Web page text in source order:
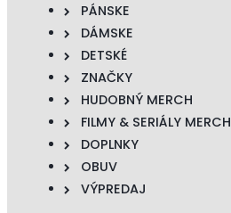
PÁNSKE
DÁMSKE
DETSKÉ
ZNAČKY
HUDOBNÝ MERCH
FILMY & SERIÁLY MERCH
DOPLNKY
OBUV
VÝPREDAJ